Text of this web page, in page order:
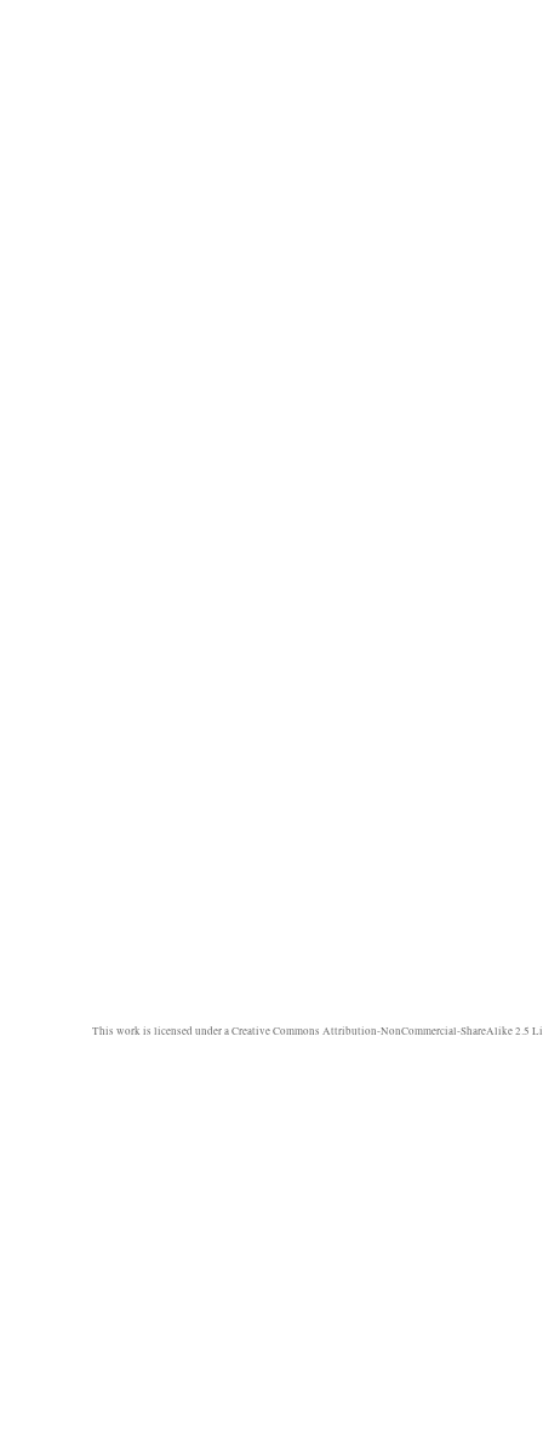
This work is licensed under aCreative Commons Attribution-NonCommercial-ShareAlike 2.5